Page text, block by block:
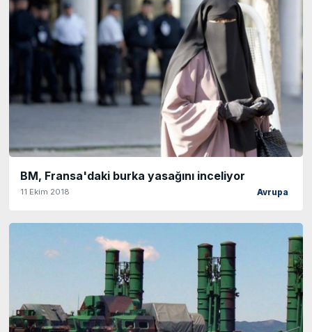
BM, Fransa'daki burka yasağını inceliyor
11 Ekim 2018 Avrupa